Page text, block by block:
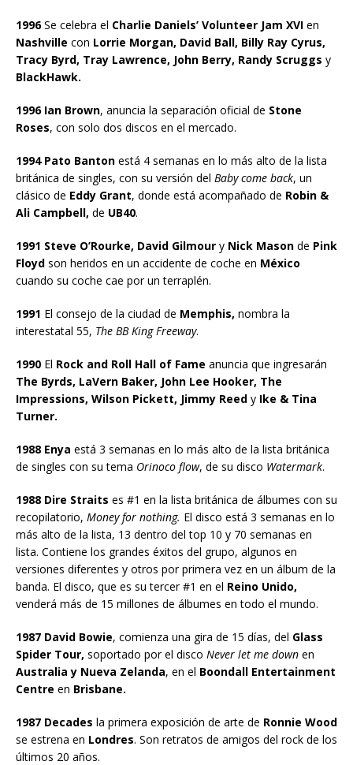
1996Se celebra el Charlie Daniels’ Volunteer Jam XVI en
Nashville con Lorrie Morgan, David Ball, Billy Ray Cyrus,
Tracy Byrd, Tray Lawrence, John Berry, Randy Scruggs y
BlackHawk.
1996 Ian Brown, anuncia la separación oficial de Stone
Roses, con solo dos discos en el mercado.
1994 Pato Banton está 4 semanas en lo más alto de la lista
británica de singles, con su versión del Baby come back, un
clásico de Eddy Grant, donde está acompañado de Robin &
Ali Campbell, de UB40.
1991 Steve O’Rourke, David Gilmour y Nick Mason de Pink
Floyd son heridos en un accidente de coche en México
cuando su coche cae por un terraplén.
1991 El consejo de la ciudad de Memphis, nombra la
interestatal 55, The BB King Freeway.
1990 El Rock and Roll Hall of Fame anuncia que ingresarán
The Byrds, LaVern Baker, John Lee Hooker, The
Impressions, Wilson Pickett, Jimmy Reed y Ike & Tina
Turner.
1988 Enya está 3 semanas en lo más alto de la lista británica
de singles con su tema Orinoco flow, de su disco Watermark.
1988 Dire Straits es #1 en la lista británica de álbumes con su
recopilatorio, Money for nothing. El disco está 3 semanas en lo
más alto de la lista, 13 dentro del top 10 y 70 semanas en
lista. Contiene los grandes éxitos del grupo, algunos en
versiones diferentes y otros por primera vez en un álbum de la
banda. El disco, que es su tercer #1 en el Reino Unido,
venderá más de 15 millones de álbumes en todo el mundo.
1987 David Bowie, comienza una gira de 15 días, del Glass
Spider Tour, soportado por el disco Never let me down en
Australia y Nueva Zelanda, en el Boondall Entertainment
Centre en Brisbane.
1987 Decades la primera exposición de arte de Ronnie Wood
se estrena en Londres. Son retratos de amigos del rock de los
últimos 20 años.